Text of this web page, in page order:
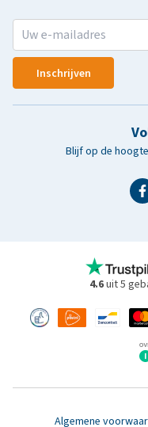
Inschrijven
Blijf op de
4.6uit 5
Algemene